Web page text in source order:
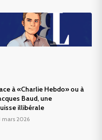
à «Charlie Hebdo» ou à
Baud, une
illibérale
mars 2026